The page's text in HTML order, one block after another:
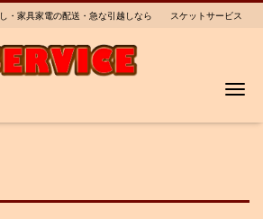
・家具家電の配送・急な引越しなら スケットサービス